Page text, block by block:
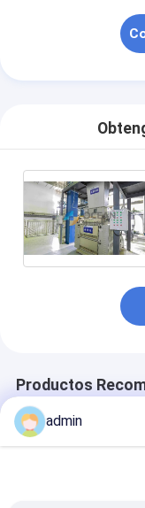
Productos
admin